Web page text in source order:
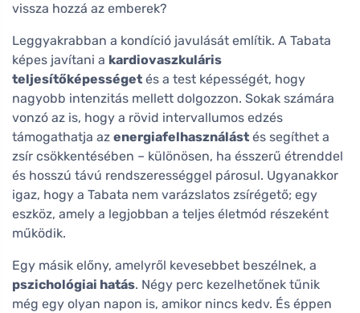
vissza hozzá az emberek?
Leggyakrabban a kondíció javulását említik. A Tabata
képes javítani a kardiovaszkuláris
teljesítőképességet és a test képességét, hogy
nagyobb intenzitás mellett dolgozzon. Sokak számára
vonzó az is, hogy a rövid intervallumos edzés
támogathatja az energiafelhasználást és segíthet a
zsír csökkentésében – különösen, ha ésszerű étrenddel
és hosszú távú rendszerességgel párosul. Ugyanakkor
igaz, hogy a Tabata nem varázslatos zsírégető; egy
eszköz, amely a legjobban a teljes életmód részeként
működik.
Egy másik előny, amelyről kevesebbet beszélnek, a
pszichológiai hatás. Négy perc kezelhetőnek tűnik
még egy olyan napon is, amikor nincs kedv. És éppen